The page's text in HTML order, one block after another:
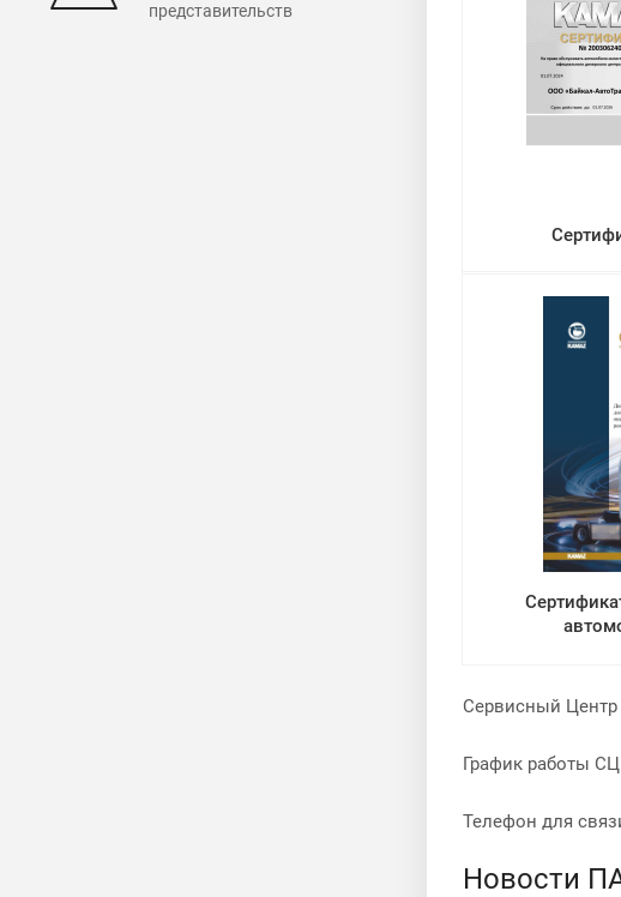
Сервисный Центр
График работы
Телефон для
Новости
представительств